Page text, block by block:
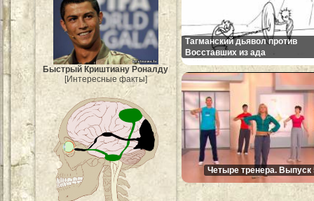
Быстрый Криштиану Роналду
[Интересные факты]
Тагманский дьявол против
Восставших из ада
Четыре тренера. Выпуск